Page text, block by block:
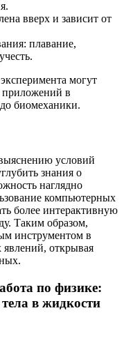
вверх и зависит от
плавание,
могут
приложений в
биомеханики.
условий
знания о
наглядно
компьютерных
более интерактивную
Таким образом,
инструментом в
явлений, открывая
по физике:
в жидкости